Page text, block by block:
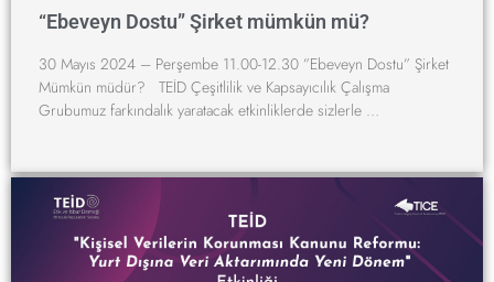
“Ebeveyn Dostu” Şirket mümkün mü?
30 Mayıs 2024 – Perşembe 11.00-12.30 ”Ebeveyn Dostu” Şirket
Mümkün müdür? TEİD Çeşitlilik ve Kapsayıcılık Çalışma
Grubumuz farkındalık yaratacak etkinliklerde sizlerle …